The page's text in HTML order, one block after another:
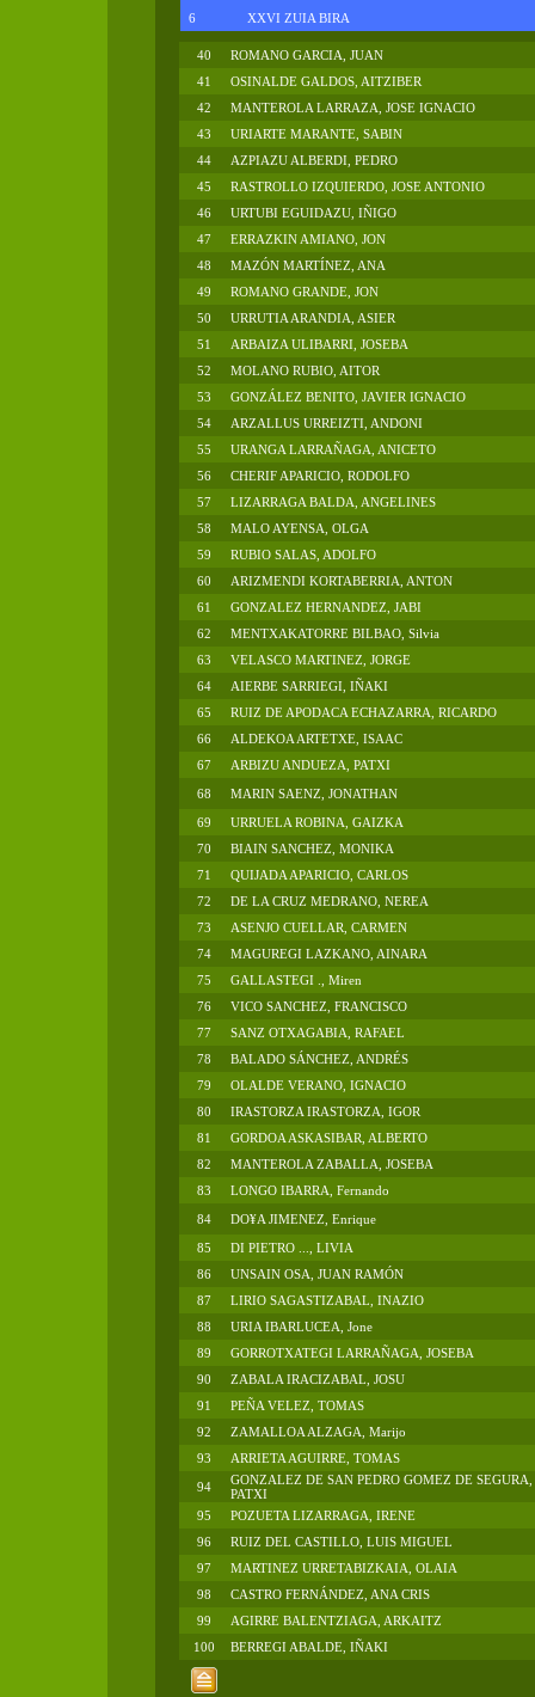
6
XXVI ZUIA BIRA
40
ROMANO GARCIA, JUAN
41
OSINALDE GALDOS, AITZIBER
42
MANTEROLA LARRAZA, JOSE IGNACIO
43
URIARTE MARANTE, SABIN
44
AZPIAZU ALBERDI, PEDRO
45
RASTROLLO IZQUIERDO, JOSE ANTONIO
46
URTUBI EGUIDAZU, IÑIGO
47
ERRAZKIN AMIANO, JON
48
MAZÓN MARTÍNEZ, ANA
49
ROMANO GRANDE, JON
50
URRUTIA ARANDIA, ASIER
51
ARBAIZA ULIBARRI, JOSEBA
52
MOLANO RUBIO, AITOR
53
GONZÁLEZ BENITO, JAVIER IGNACIO
54
ARZALLUS URREIZTI, ANDONI
55
URANGA LARRAÑAGA, ANICETO
56
CHERIF APARICIO, RODOLFO
57
LIZARRAGA BALDA, ANGELINES
58
MALO AYENSA, OLGA
59
RUBIO SALAS, ADOLFO
60
ARIZMENDI KORTABERRIA, ANTON
61
GONZALEZ HERNANDEZ, JABI
62
MENTXAKATORRE BILBAO, Silvia
63
VELASCO MARTINEZ, JORGE
64
AIERBE SARRIEGI, IÑAKI
65
RUIZ DE APODACA ECHAZARRA, RICARDO
66
ALDEKOA ARTETXE, ISAAC
67
ARBIZU ANDUEZA, PATXI
68
MARIN SAENZ, JONATHAN
69
URRUELA ROBINA, GAIZKA
70
BIAIN SANCHEZ, MONIKA
71
QUIJADA APARICIO, CARLOS
72
DE LA CRUZ MEDRANO, NEREA
73
ASENJO CUELLAR, CARMEN
74
MAGUREGI LAZKANO, AINARA
75
GALLASTEGI ., Miren
76
VICO SANCHEZ, FRANCISCO
77
SANZ OTXAGABIA, RAFAEL
78
BALADO SÁNCHEZ, ANDRÉS
79
OLALDE VERANO, IGNACIO
80
IRASTORZA IRASTORZA, IGOR
81
GORDOA ASKASIBAR, ALBERTO
82
MANTEROLA ZABALLA, JOSEBA
83
LONGO IBARRA, Fernando
84
DO¥A JIMENEZ, Enrique
85
DI PIETRO ..., LIVIA
86
UNSAIN OSA, JUAN RAMÓN
87
LIRIO SAGASTIZABAL, INAZIO
88
URIA IBARLUCEA, Jone
89
GORROTXATEGI LARRAÑAGA, JOSEBA
90
ZABALA IRACIZABAL, JOSU
91
PEÑA VELEZ, TOMAS
92
ZAMALLOA ALZAGA, Marijo
93
ARRIETA AGUIRRE, TOMAS
94
GONZALEZ DE SAN PEDRO GOMEZ DE SEGURA,
PATXI
95
POZUETA LIZARRAGA, IRENE
96
RUIZ DEL CASTILLO, LUIS MIGUEL
97
MARTINEZ URRETABIZKAIA, OLAIA
98
CASTRO FERNÁNDEZ, ANA CRIS
99
AGIRRE BALENTZIAGA, ARKAITZ
100
BERREGI ABALDE, IÑAKI